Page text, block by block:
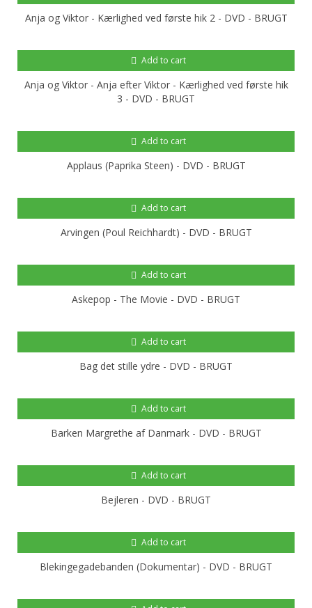
Anja og Viktor - Kærlighed ved første hik 2 - DVD - BRUGT
Add to cart
Anja og Viktor - Anja efter Viktor - Kærlighed ved første hik
3 - DVD - BRUGT
Add to cart
Applaus (Paprika Steen) - DVD - BRUGT
Add to cart
Arvingen (Poul Reichhardt) - DVD - BRUGT
Add to cart
Askepop - The Movie - DVD - BRUGT
Add to cart
Bag det stille ydre - DVD - BRUGT
Add to cart
Barken Margrethe af Danmark - DVD - BRUGT
Add to cart
Bejleren - DVD - BRUGT
Add to cart
Blekingegadebanden (Dokumentar) - DVD - BRUGT